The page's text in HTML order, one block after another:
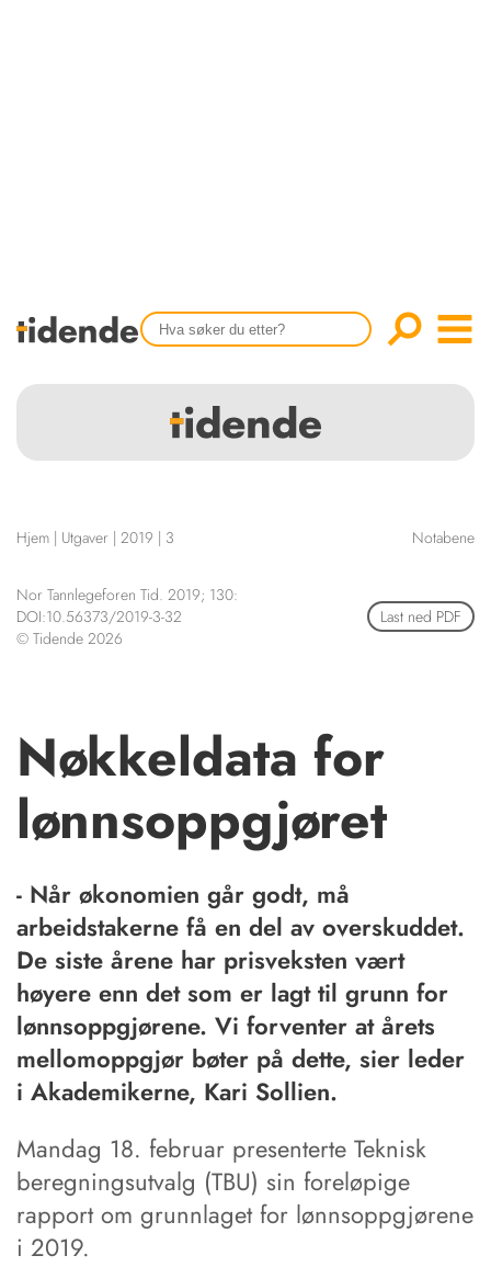
Tidligere utgaver
HENVISNINGER
KURSKALENDER
STILLINGER
KJØP & SALG
KONTAKT
Scientific articles
Publication and media
Hjem | Utgaver | 2019 | 3 Notabene
Nor Tannlegeforen Tid. 2019; 130:
DOI:10.56373/2019-3-32
© Tidende 2026
Last ned PDF
Nøkkeldata for
lønnsoppgjøret
- Når økonomien går godt, må
arbeidstakerne få en del av overskuddet.
De siste årene har prisveksten vært
høyere enn det som er lagt til grunn for
lønnsoppgjørene. Vi forventer at årets
mellomoppgjør bøter på dette, sier leder
i Akademikerne, Kari Sollien.
Mandag 18. februar presenterte Teknisk
beregningsutvalg (TBU) sin foreløpige
rapport om grunnlaget for lønnsoppgjørene
i 2019.